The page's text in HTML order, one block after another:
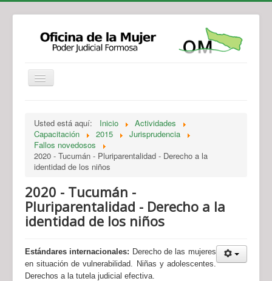
Legislación
Novedades
Recursos y Servicios de Atención
Usted está aquí: Inicio
Actividades
Capacitación
2015
Jurisprudencia
Fallos novedosos
2020 - Tucumán - Pluriparentalidad - Derecho a la
identidad de los niños
2020 - Tucumán -
Pluriparentalidad - Derecho a la
identidad de los niños
Estándares internacionales: Derecho de las mujeres
en situación de vulnerabilidad. Niñas y adolescentes.
Derechos a la tutela judicial efectiva.